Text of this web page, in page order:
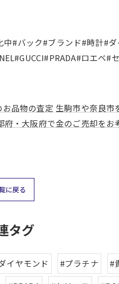
#バック#ブランド#時計#
ロエベ#
品物の査定 生駒市や奈良市
・大阪府で金のご売却をお
に戻る
タグ
イヤモンド #プラチナ #